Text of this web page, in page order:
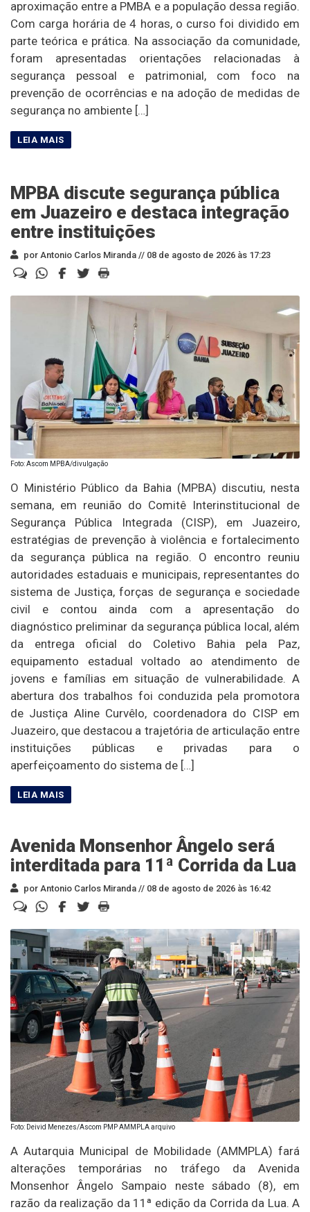
aproximação entre a PMBA e a população dessa região.
Com carga horária de 4 horas, o curso foi dividido em
parte teórica e prática. Na associação da comunidade,
foram apresentadas orientações relacionadas à
segurança pessoal e patrimonial, com foco na
prevenção de ocorrências e na adoção de medidas de
segurança no ambiente […]
MPBA discute segurança pública
em Juazeiro e destaca integração
entre instituições
por Antonio Carlos Miranda // 08 de agosto de 2026 às 17:23
Foto: Ascom MPBA/divulgação
O Ministério Público da Bahia (MPBA) discutiu, nesta
semana, em reunião do Comitê Interinstitucional de
Segurança Pública Integrada (CISP), em Juazeiro,
estratégias de prevenção à violência e fortalecimento
da segurança pública na região. O encontro reuniu
autoridades estaduais e municipais, representantes do
sistema de Justiça, forças de segurança e sociedade
civil e contou ainda com a apresentação do
diagnóstico preliminar da segurança pública local, além
da entrega oficial do Coletivo Bahia pela Paz,
equipamento estadual voltado ao atendimento de
jovens e famílias em situação de vulnerabilidade. A
abertura dos trabalhos foi conduzida pela promotora
de Justiça Aline Curvêlo, coordenadora do CISP em
Juazeiro, que destacou a trajetória de articulação entre
instituições públicas e privadas para o
aperfeiçoamento do sistema de […]
Avenida Monsenhor Ângelo será
interditada para 11ª Corrida da Lua
por Antonio Carlos Miranda // 08 de agosto de 2026 às 16:42
Foto: Deivid Menezes/Ascom PMP AMMPLA arquivo
A Autarquia Municipal de Mobilidade (AMMPLA) fará
alterações temporárias no tráfego da Avenida
Monsenhor Ângelo Sampaio neste sábado (8), em
razão da realização da 11ª edição da Corrida da Lua. A